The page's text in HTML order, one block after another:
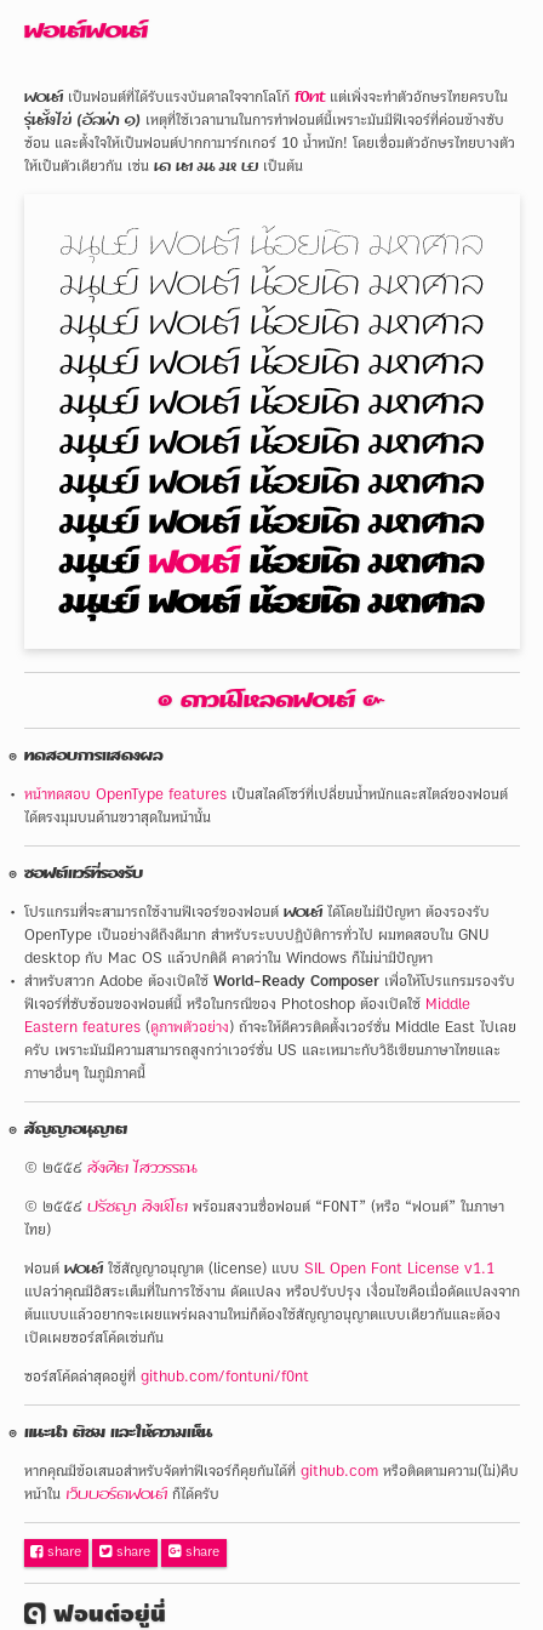
ฟอนต์ฟ๐นต์
ฟ๐นต์เป็นฟอนต์ที่ได้รับแรงบันดาลใจจากโลโก้ f0ntแต่เพิ่งจะทำตัวอักษรไทยครบใน
รุ่นตั้งไข่ (อัลฟ่า ๑)เหตุที่ใช้เวลานานในการทำฟอนต์นี้เพราะมันมีฟีเจอร์ที่ค่อนข้างซับ
ซ้อน และตั้งใจให้เป็นฟอนต์ปากกามาร์กเกอร์ 10 น้ำหนัก! โดยเชื่อมตัวอักษรไทยบางตัว
ให้เป็นตัวเดียวกัน เช่น นด นต มน มห ษยเป็นต้น
๏ ดาวน์โหลดฟ๐นต์ ๛
ทดสอบการแสดงผล
หน้าทดสอบ OpenType features เป็นสไลด์โชว์ที่เปลี่ยนน้ำหนักและสไตล์ของฟอนต์
ได้ตรงมุมบนด้านขวาสุดในหน้านั้น
ซอฟต์แวร์ที่รองรับ
โปรแกรมที่จะสามารถใช้งานฟีเจอร์ของฟอนต์ ฟ๐นต์ ได้โดยไม่มีปัญหา ต้องรองรับ
OpenType เป็นอย่างดีถึงดีมาก สำหรับระบบปฏิบัติการทั่วไป ผมทดสอบใน GNU
desktop กับ Mac OS แล้วปกติดี คาดว่าใน Windows ก็ไม่น่ามีปัญหา
สำหรับสาวก Adobe ต้องเปิดใช้ World-Ready Composer เพื่อให้โปรแกรมรองรับ
ฟีเจอร์ที่ซับซ้อนของฟอนต์นี้ หรือในกรณีของ Photoshop ต้องเปิดใช้ Middle
Eastern features(ดูภาพตัวอย่าง) ถ้าจะให้ดีควรติดตั้งเวอร์ชั่น Middle East ไปเลย
ครับ เพราะมันมีความสามารถสูงกว่าเวอร์ชั่น US และเหมาะกับวิธีเขียนภาษาไทยและ
ภาษาอื่นๆ ในภูมิภาคนี้
สัญญาอนุญาต
© ๒๕๕๙ สังศิต ไสววรรณ
© ๒๕๕๙ ปรัชญา สิงห์โตพร้อมสงวนชื่อฟอนต์ “F0NT” (หรือ “ฟ๐นต์” ในภาษา
ไทย)
ฟอนต์ ฟ๐นต์ใช้สัญญาอนุญาต (license) แบบ SIL Open Font License v1.1
แปลว่าคุณมีอิสระเต็มที่ในการใช้งาน ดัดแปลง หรือปรับปรุง เงื่อนไขคือเมื่อดัดแปลงจาก
ต้นแบบแล้วอยากจะเผยแพร่ผลงานใหม่ก็ต้องใช้สัญญาอนุญาตแบบเดียวกันและต้อง
เปิดเผยซอร์สโค้ดเช่นกัน
ซอร์สโค้ดล่าสุดอยู่ที่ github.com/fontuni/f0nt
แนะนำ ติชม และให้ความเห็น
หากคุณมีข้อเสนอสำหรับจัดทำฟีเจอร์ก็คุยกันได้ที่ github.comหรือติดตามความ(ไม่)คืบ
หน้าใน เว็บบอร์ดฟ๐นต์ก็ได้ครับ
Facebook share Twitter share Google+share
fontuniฟอนต์อยู่นี่